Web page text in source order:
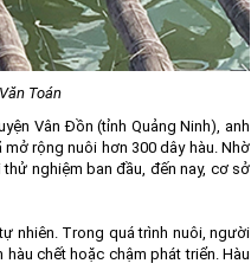
Toán
Vân Đồn (tỉnh Quảng Ninh), anh
rộng nuôi hơn 300 dây hàu. Nhờ
nghiệm ban đầu, đến nay, cơ sở
nhiên. Trong quá trình nuôi, người
chết hoặc chậm phát triển. Hàu